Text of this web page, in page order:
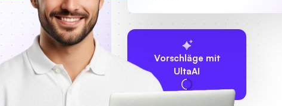
Vorschläge mit
UltaAI